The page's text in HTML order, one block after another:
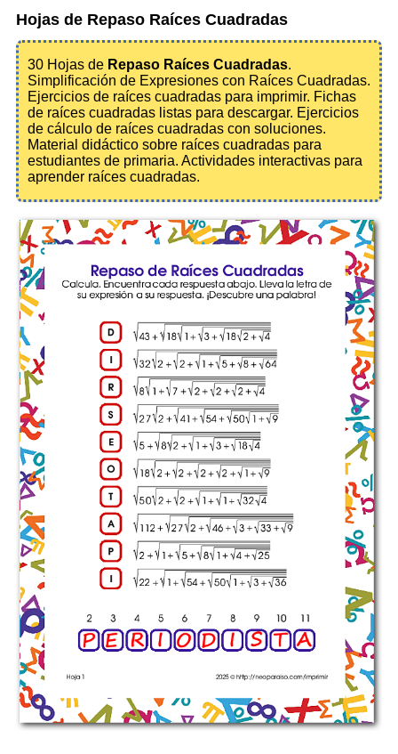
Hojas de Repaso Raíces Cuadradas
30 Hojas de Repaso Raíces Cuadradas.
Simplificación de Expresiones con Raíces Cuadradas.
Ejercicios de raíces cuadradas para imprimir. Fichas
de raíces cuadradas listas para descargar. Ejercicios
de cálculo de raíces cuadradas con soluciones.
Material didáctico sobre raíces cuadradas para
estudiantes de primaria. Actividades interactivas para
aprender raíces cuadradas.